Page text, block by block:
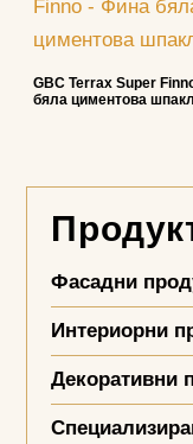
GBC Terrax Super
бяла циментова
Фасадни
Интериорни
Декоративни